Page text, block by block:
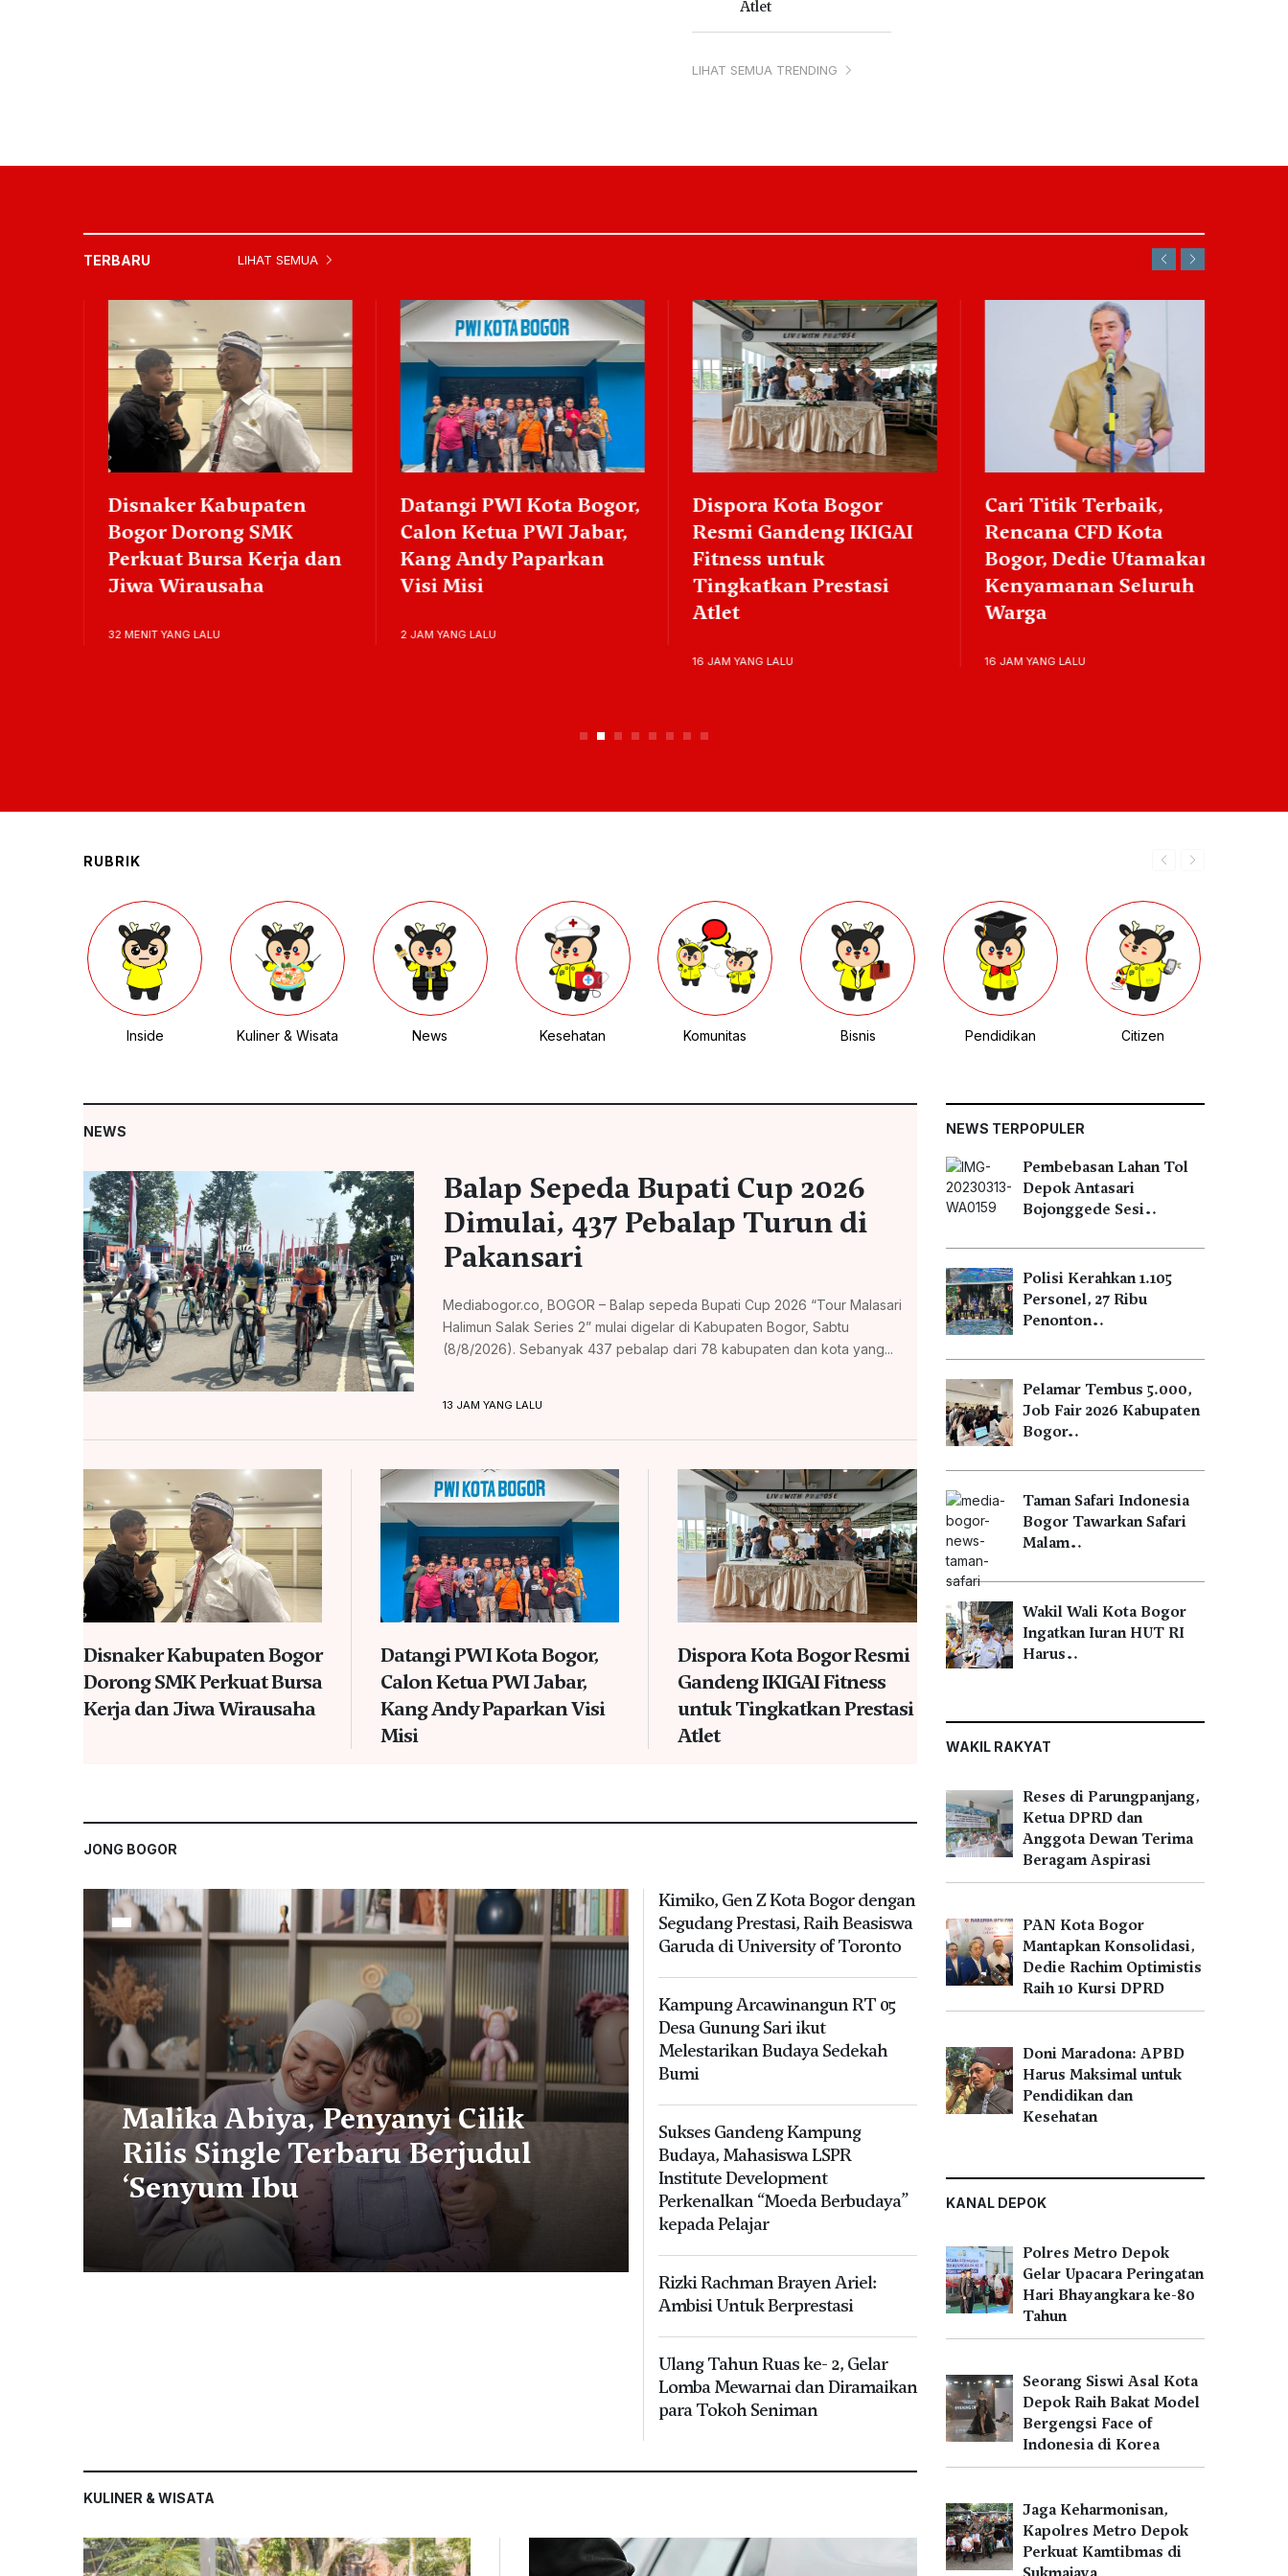
Atlet
LIHAT SEMUA TRENDING
TERBARU LIHAT SEMUA
Disnaker Kabupaten
Bogor Dorong SMK
Perkuat Bursa Kerja dan
Jiwa Wirausaha
32 MENIT YANG LALU
Datangi PWI Kota Bogor,
Calon Ketua PWI Jabar,
Kang Andy Paparkan
Visi Misi
2 JAM YANG LALU
Dispora Kota Bogor
Resmi Gandeng IKIGAI
Fitness untuk
Tingkatkan Prestasi
Atlet
16 JAM YANG LALU
Cari Titik Terbaik,
Rencana CFD Kota
Bogor, Dedie Utamakan
Kenyamanan Seluruh
Warga
16 JAM YANG LALU
RUBRIK
Inside Kuliner & Wisata News Kesehatan Komunitas Bisnis Pendidikan Citizen
NEWS
Balap Sepeda Bupati Cup 2026
Dimulai, 437 Pebalap Turun di
Pakansari
Mediabogor.co, BOGOR – Balap sepeda Bupati Cup 2026 “Tour Malasari
Halimun Salak Series 2” mulai digelar di Kabupaten Bogor, Sabtu
(8/8/2026). Sebanyak 437 pebalap dari 78 kabupaten dan kota yang...
13 JAM YANG LALU
Disnaker Kabupaten Bogor
Dorong SMK Perkuat Bursa
Kerja dan Jiwa Wirausaha
Datangi PWI Kota Bogor,
Calon Ketua PWI Jabar,
Kang Andy Paparkan Visi
Misi
Dispora Kota Bogor Resmi
Gandeng IKIGAI Fitness
untuk Tingkatkan Prestasi
Atlet
JONG BOGOR
Malika Abiya, Penyanyi Cilik
Rilis Single Terbaru Berjudul
‘Senyum Ibu
Kimiko, Gen Z Kota Bogor dengan
Segudang Prestasi, Raih Beasiswa
Garuda di University of Toronto
Kampung Arcawinangun RT 05
Desa Gunung Sari ikut
Melestarikan Budaya Sedekah
Bumi
Sukses Gandeng Kampung
Budaya, Mahasiswa LSPR
Institute Development
Perkenalkan “Moeda Berbudaya”
kepada Pelajar
Rizki Rachman Brayen Ariel:
Ambisi Untuk Berprestasi
Ulang Tahun Ruas ke- 2, Gelar
Lomba Mewarnai dan Diramaikan
para Tokoh Seniman
KULINER & WISATA
NEWS TERPOPULER
Pembebasan Lahan Tol
Depok Antasari
Bojonggede Sesi…
Polisi Kerahkan 1.105
Personel, 27 Ribu
Penonton…
Pelamar Tembus 5.000,
Job Fair 2026 Kabupaten
Bogor…
Taman Safari Indonesia
Bogor Tawarkan Safari
Malam…
Wakil Wali Kota Bogor
Ingatkan Iuran HUT RI
Harus…
WAKIL RAKYAT
Reses di Parungpanjang,
Ketua DPRD dan
Anggota Dewan Terima
Beragam Aspirasi
PAN Kota Bogor
Mantapkan Konsolidasi,
Dedie Rachim Optimistis
Raih 10 Kursi DPRD
Doni Maradona: APBD
Harus Maksimal untuk
Pendidikan dan
Kesehatan
KANAL DEPOK
Polres Metro Depok
Gelar Upacara Peringatan
Hari Bhayangkara ke-80
Tahun
Seorang Siswi Asal Kota
Depok Raih Bakat Model
Bergengsi Face of
Indonesia di Korea
Jaga Keharmonisan,
Kapolres Metro Depok
Perkuat Kamtibmas di